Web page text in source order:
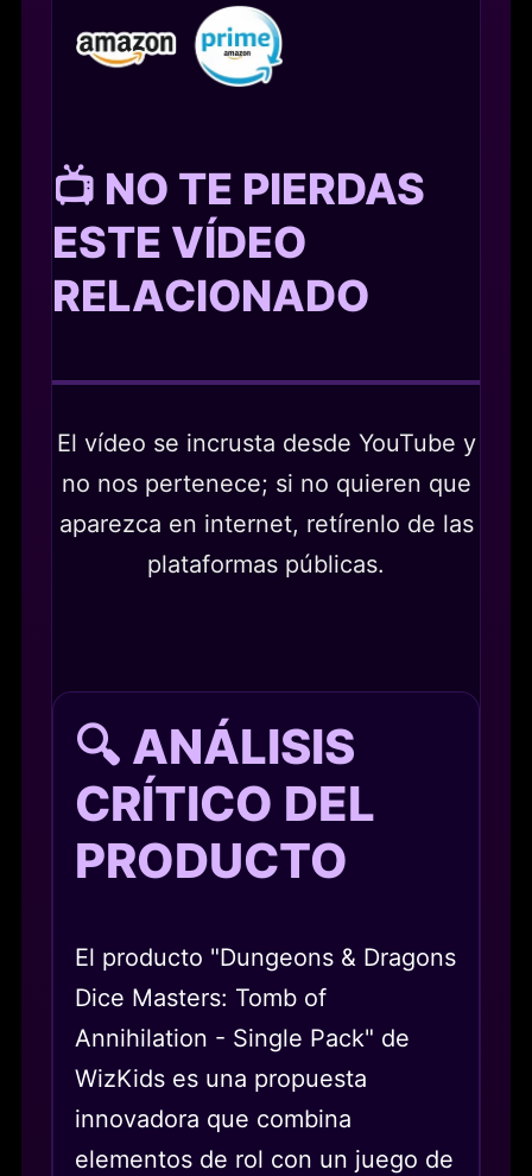
📺 NO TE PIERDAS
ESTE VÍDEO
RELACIONADO
El vídeo se incrusta desde YouTube y
no nos pertenece; si no quieren que
aparezca en internet, retírenlo de las
plataformas públicas.
🔍 ANÁLISIS
CRÍTICO DEL
PRODUCTO
El producto "Dungeons & Dragons
Dice Masters: Tomb of
Annihilation - Single Pack" de
WizKids es una propuesta
innovadora que combina
elementos de rol con un juego de